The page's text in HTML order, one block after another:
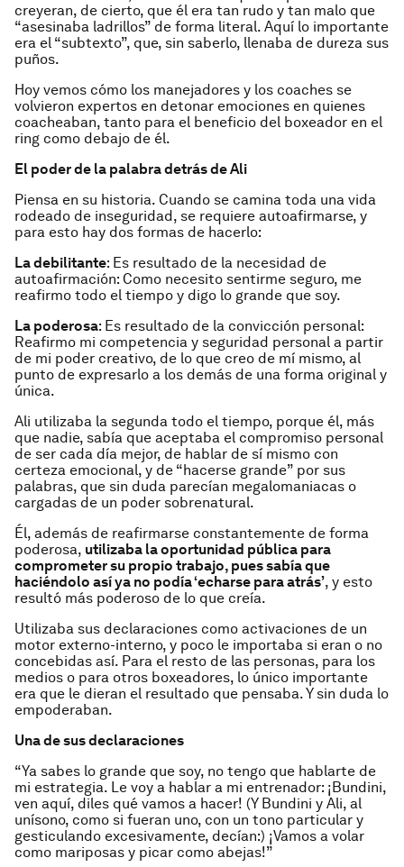
creyeran, de cierto, que él era tan rudo y tan malo que
“asesinaba ladrillos” de forma literal. Aquí lo importante
era el “subtexto”, que, sin saberlo, llenaba de dureza sus
puños.
Hoy vemos cómo los manejadores y los coaches se
volvieron expertos en detonar emociones en quienes
coacheaban, tanto para el beneficio del boxeador en el
ring como debajo de él.
El poder de la palabra detrás de Ali
Piensa en su historia. Cuando se camina toda una vida
rodeado de inseguridad, se requiere autoafirmarse, y
para esto hay dos formas de hacerlo:
La debilitante: Es resultado de la necesidad de
autoafirmación: Como necesito sentirme seguro, me
reafirmo todo el tiempo y digo lo grande que soy.
La poderosa: Es resultado de la convicción personal:
Reafirmo mi competencia y seguridad personal a partir
de mi poder creativo, de lo que creo de mí mismo, al
punto de expresarlo a los demás de una forma original y
única.
Ali utilizaba la segunda todo el tiempo, porque él, más
que nadie, sabía que aceptaba el compromiso personal
de ser cada día mejor, de hablar de sí mismo con
certeza emocional, y de “hacerse grande” por sus
palabras, que sin duda parecían megalomaniacas o
cargadas de un poder sobrenatural.
Él, además de reafirmarse constantemente de forma
poderosa, utilizaba la oportunidad pública para
comprometer su propio trabajo, pues sabía que
haciéndolo así ya no podía ‘echarse para atrás’, y esto
resultó más poderoso de lo que creía.
Utilizaba sus declaraciones como activaciones de un
motor externo-interno, y poco le importaba si eran o no
concebidas así. Para el resto de las personas, para los
medios o para otros boxeadores, lo único importante
era que le dieran el resultado que pensaba. Y sin duda lo
empoderaban.
Una de sus declaraciones
“Ya sabes lo grande que soy, no tengo que hablarte de
mi estrategia. Le voy a hablar a mi entrenador: ¡Bundini,
ven aquí, diles qué vamos a hacer! (Y Bundini y Ali, al
unísono, como si fueran uno, con un tono particular y
gesticulando excesivamente, decían:) ¡Vamos a volar
como mariposas y picar como abejas!”